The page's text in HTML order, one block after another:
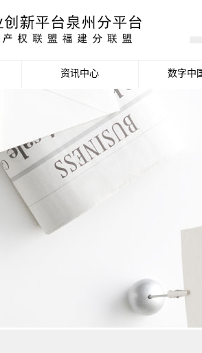
资讯中心
政策信息
活动公告
数据统计分析
数字中